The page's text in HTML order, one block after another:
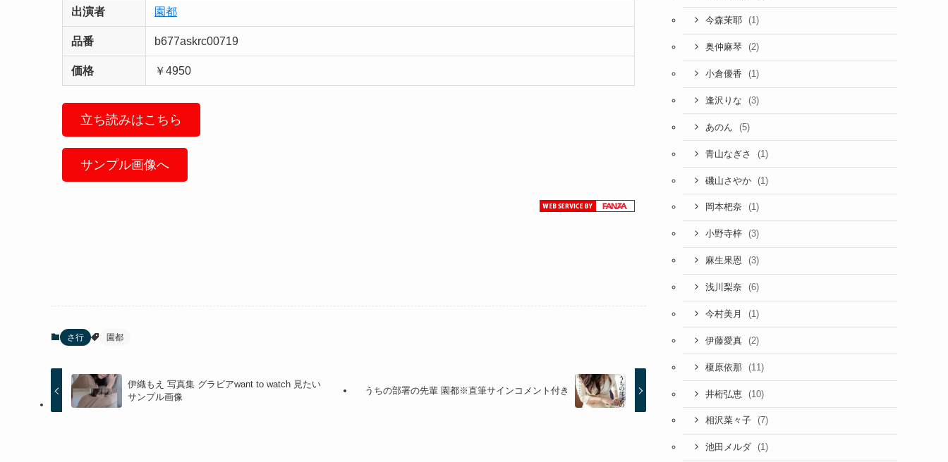
出演者 園都
品番 b677askrc00719
価格 ￥4950
立ち読みはこちら
サンプル画像へ
さ行 園都
伊織もえ 写真集 グラビアwant to watch 見たい
サンプル画像
うちの部署の先輩 園都※直筆サインコメント付き
今森茉耶 (1)
奥仲麻琴 (2)
小倉優香 (1)
逢沢りな (3)
あのん (5)
青山なぎさ (1)
磯山さやか (1)
岡本杷奈 (1)
小野寺梓 (3)
麻生果恩 (3)
浅川梨奈 (6)
今村美月 (1)
伊藤愛真 (2)
榎原依那 (11)
井桁弘恵 (10)
相沢菜々子 (7)
池田メルダ (1)